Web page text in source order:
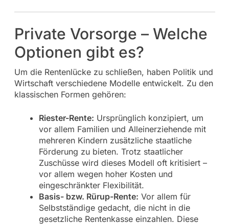
Private Vorsorge – Welche
Optionen gibt es?
Um die Rentenlücke zu schließen, haben Politik und
Wirtschaft verschiedene Modelle entwickelt. Zu den
klassischen Formen gehören:
Riester-Rente: Ursprünglich konzipiert, um
vor allem Familien und Alleinerziehende mit
mehreren Kindern zusätzliche staatliche
Förderung zu bieten. Trotz staatlicher
Zuschüsse wird dieses Modell oft kritisiert –
vor allem wegen hoher Kosten und
eingeschränkter Flexibilität.
Basis- bzw. Rürup-Rente: Vor allem für
Selbstständige gedacht, die nicht in die
gesetzliche Rentenkasse einzahlen. Diese